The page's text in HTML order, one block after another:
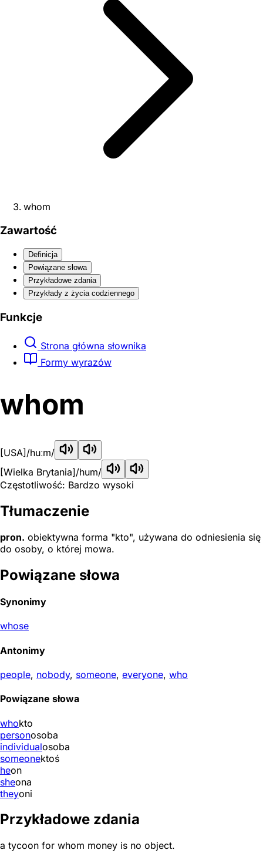
whom
Zawartość
Definicja
Powiązane słowa
Przykładowe zdania
Przykłady z życia codziennego
Funkcje
Strona główna słownika
Formy wyrazów
whom
[USA] /huːm/
[Wielka Brytania]/hum/
Częstotliwość: Bardzo wysoki
Tłumaczenie
pron. obiektywna forma "kto", używana do odniesienia się
do osoby, o której mowa.
Powiązane słowa
Synonimy
whose
Antonimy
people, nobody, someone, everyone, who
Powiązane słowa
whokto
personosoba
individualosoba
someonektoś
heon
sheona
theyoni
Przykładowe zdania
a tycoon for whom money is no object.